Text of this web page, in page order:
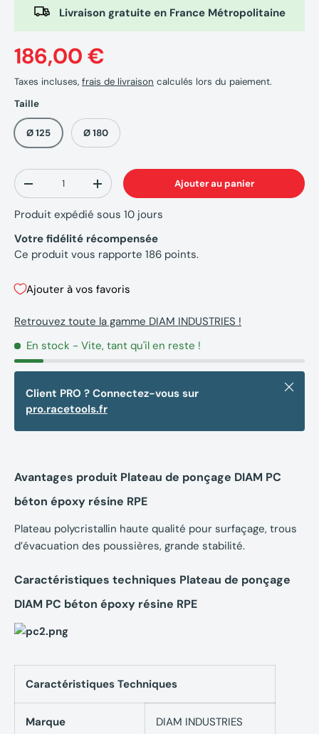
Livraison gratuite en France Métropolitaine
186,00 €
Taxes incluses, frais de livraison calculés lors du paiement.
Taille
Ø 125 Ø 180
Qté
-
+ Ajouter au panier
Produit expédié sous 10 jours
Votre fidélité récompensée
Ce produit vous rapporte 186 points.
Ajouter à vos favoris
Retrouvez toute la gamme DIAM INDUSTRIES !
En stock - Vite, tant qu'il en reste !
Client PRO ? Connectez-vous sur
pro.racetools.fr
Fermer
Avantages produit Plateau de ponçage DIAM PC
béton époxy résine RPE
Plateau polycristallin haute qualité pour surfaçage, trous
d’évacuation des poussières, grande stabilité.
Caractéristiques techniques Plateau de ponçage
DIAM PC béton époxy résine RPE
Caractéristiques Techniques
Marque DIAM INDUSTRIES